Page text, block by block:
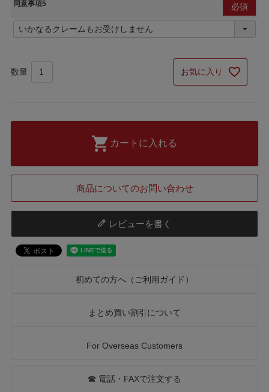
同意事項5
(必
お気に入り
カートに入れる
商品についてのお問い合わせ
レビューを書く
初めての方へ（ご利用ガイド）
まとめ買い割引について
For Overseas Customers
☎ 電話・FAXで注文する